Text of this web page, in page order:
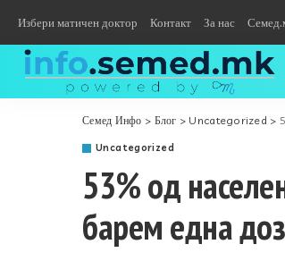
Избери матичен доктор Контакт За нас
Семед Инфо > Блог > Uncategorized >
Uncategorized
53% од
барем една